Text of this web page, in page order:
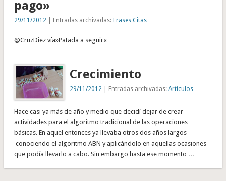
pago»
29/11/2012 | Entradas archivadas: Frases Citas
@CruzDiez vía»Patada a seguir«
Crecimiento
29/11/2012 | Entradas archivadas:Artículos
Hace casi ya más de año y medio que decidí dejar de crear
actividades para el algoritmo tradicional de las operaciones
básicas. En aquel entonces ya llevaba otros dos años largos
conociendo el algoritmo ABN y aplicándolo en aquellas ocasiones
que podía llevarlo a cabo. Sin embargo hasta ese momento …